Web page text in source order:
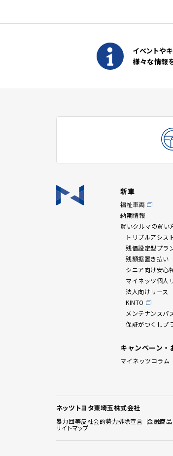
イベントや
様々な情報
新車
福祉車両
納期情報
賢いクルマの買い
トリプルアシス
残価設定型プラ
残額据置き払い
シニア向け安心
マイネッツ個人
法人向けリース
KINTO
メンテナンスパ
保証がつくしプ
キャンペーン・
マイネッツコラム
ネッツトヨタ東埼玉株式会社
暴力団等反社会的勢力排除宣言 金融商品
サイトマップ